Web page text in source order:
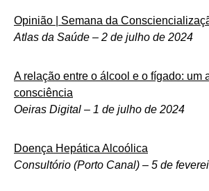
Opinião | Semana da
Atlas da Saúde – 2 de julho de 2024
A relação entre o álcool e o fígado: um
consciência
Oeiras Digital – 1 de julho de 2024
Doença Hepática Alcoólica
Consultório (Porto Canal) – 5 de